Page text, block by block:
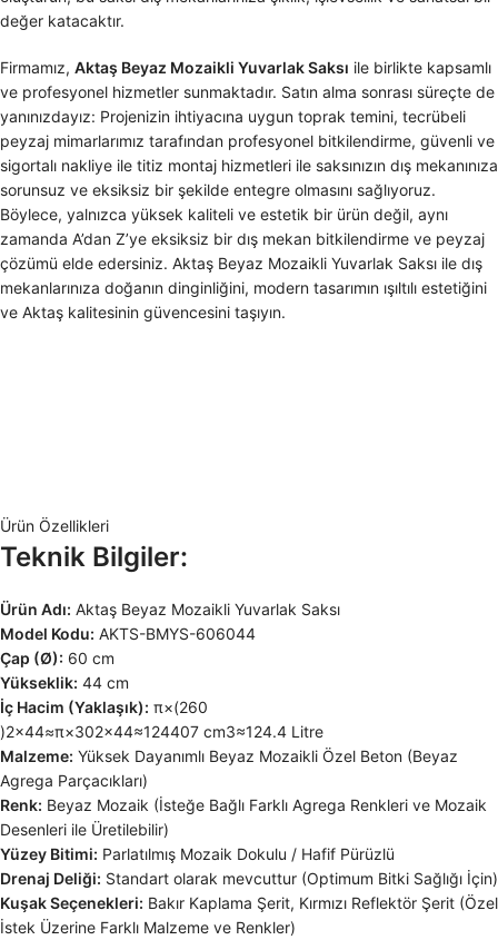
değer katacaktır.
Firmamız, Aktaş Beyaz Mozaikli Yuvarlak Saksı ile birlikte kapsamlı
ve profesyonel hizmetler sunmaktadır. Satın alma sonrası süreçte de
yanınızdayız: Projenizin ihtiyacına uygun toprak temini, tecrübeli
peyzaj mimarlarımız tarafından profesyonel bitkilendirme, güvenli ve
sigortalı nakliye ile titiz montaj hizmetleri ile saksınızın dış mekanınıza
sorunsuz ve eksiksiz bir şekilde entegre olmasını sağlıyoruz.
Böylece, yalnızca yüksek kaliteli ve estetik bir ürün değil, aynı
zamanda A’dan Z’ye eksiksiz bir dış mekan bitkilendirme ve peyzaj
çözümü elde edersiniz. Aktaş Beyaz Mozaikli Yuvarlak Saksı ile dış
mekanlarınıza doğanın dinginliğini, modern tasarımın ışıltılı estetiğini
ve Aktaş kalitesinin güvencesini taşıyın.
Ürün Özellikleri
Teknik Bilgiler:
Ürün Adı: Aktaş Beyaz Mozaikli Yuvarlak Saksı
Model Kodu: AKTS-BMYS-606044
Çap (Ø): 60 cm
Yükseklik: 44 cm
İç Hacim (Yaklaşık): π×(260​
)2×44≈π×302×44≈124407 cm3≈124.4 Litre
Malzeme: Yüksek Dayanımlı Beyaz Mozaikli Özel Beton (Beyaz
Agrega Parçacıkları)
Renk: Beyaz Mozaik (İsteğe Bağlı Farklı Agrega Renkleri ve Mozaik
Desenleri ile Üretilebilir)
Yüzey Bitimi: Parlatılmış Mozaik Dokulu / Hafif Pürüzlü
Drenaj Deliği: Standart olarak mevcuttur (Optimum Bitki Sağlığı İçin)
Kuşak Seçenekleri: Bakır Kaplama Şerit, Kırmızı Reflektör Şerit (Özel
İstek Üzerine Farklı Malzeme ve Renkler)